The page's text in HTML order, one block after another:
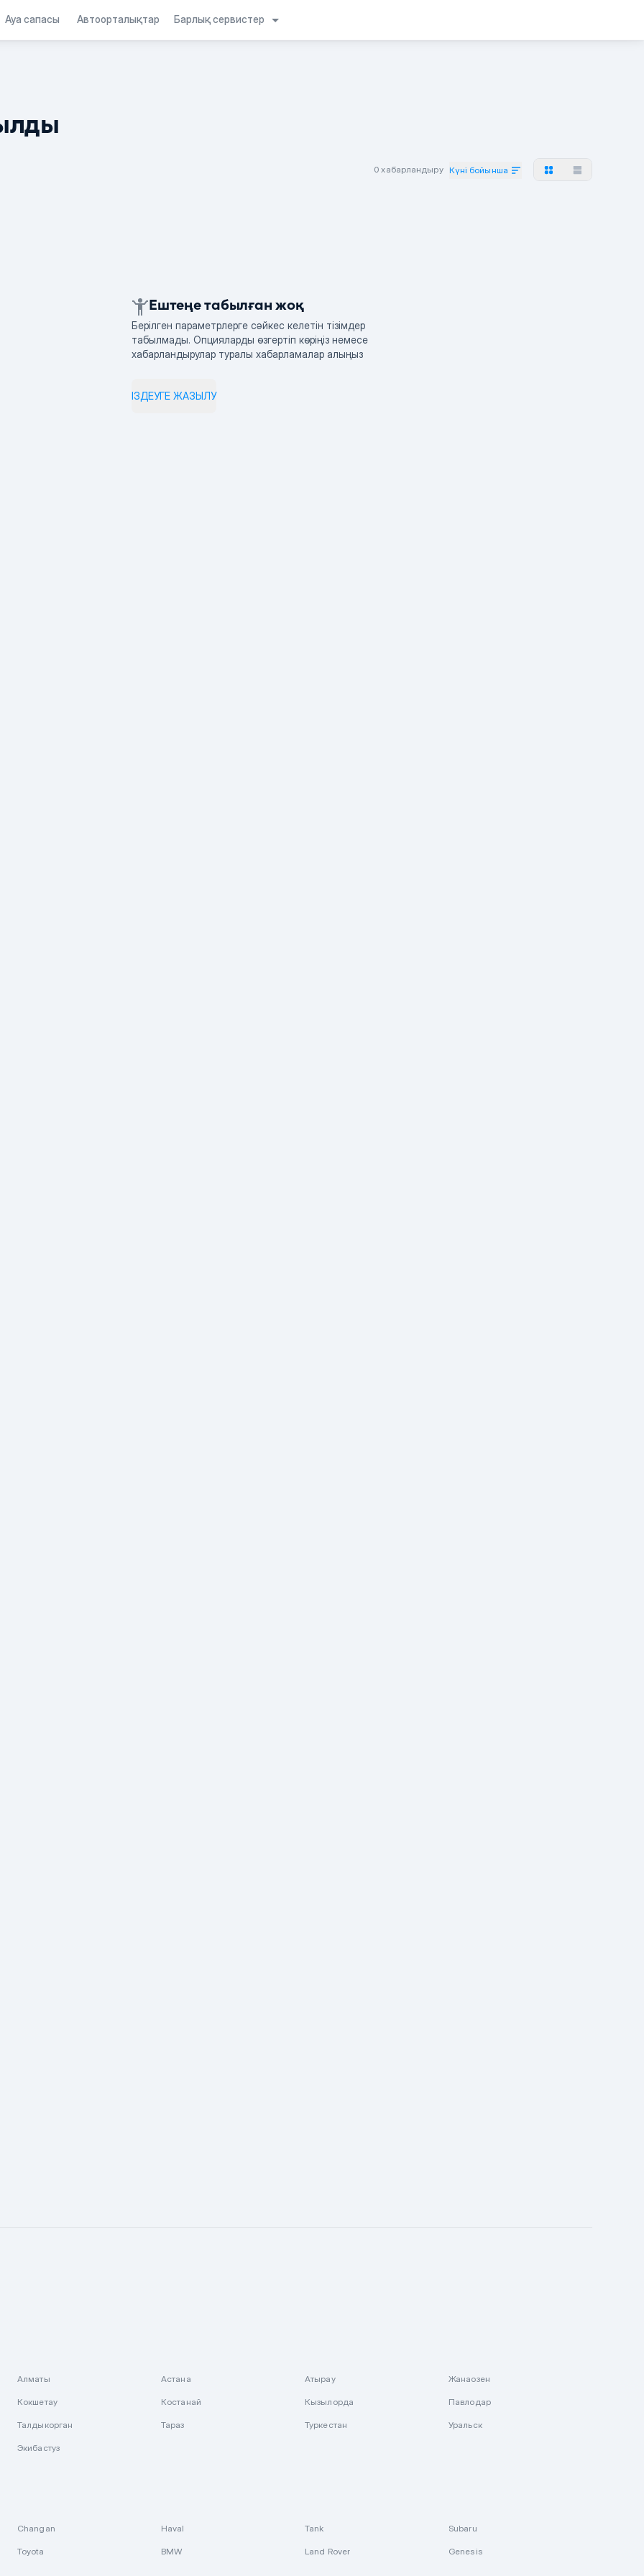
Ауа сапасы Автоорталықтар Барлық сервистер
0 хабарландыру Күні бойынша
Ештеңе табылған жоқ
Берілген параметрлерге сәйкес келетін тізімдер
табылмады. Опцияларды өзгертіп көріңіз немесе
хабарландырулар туралы хабарламалар алыңыз
ІЗДЕУГЕ ЖАЗЫЛУ
Алматы Астана Атырау Жанаозен
Кокшетау Костанай Кызылорда Павлодар
Талдыкорган Тараз Туркестан Уральск
Экибастуз
Changan Haval Tank Subaru
Toyota BMW Land Rover Genesis